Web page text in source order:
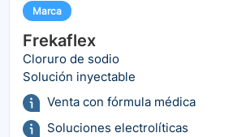
Marca
Frekaflex
Cloruro de sodio
Solución inyectable
Venta con fórmula médica
Soluciones electrolíticas